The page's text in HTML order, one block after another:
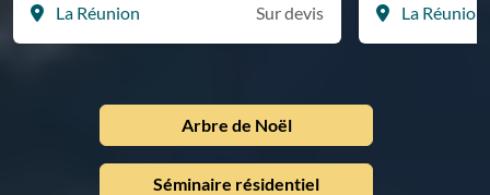
La Réunion Sur devis La Réunion
Arbre de Noël
Séminaire résidentiel